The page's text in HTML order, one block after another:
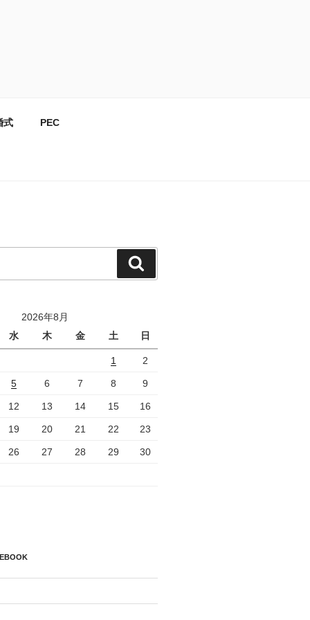
式 PEC
索
2026年8月
水
木 金 土 日
1 2
5 6 7 8 9
12 13 14 15 16
19 20 21 22 23
26 27 28 29 30